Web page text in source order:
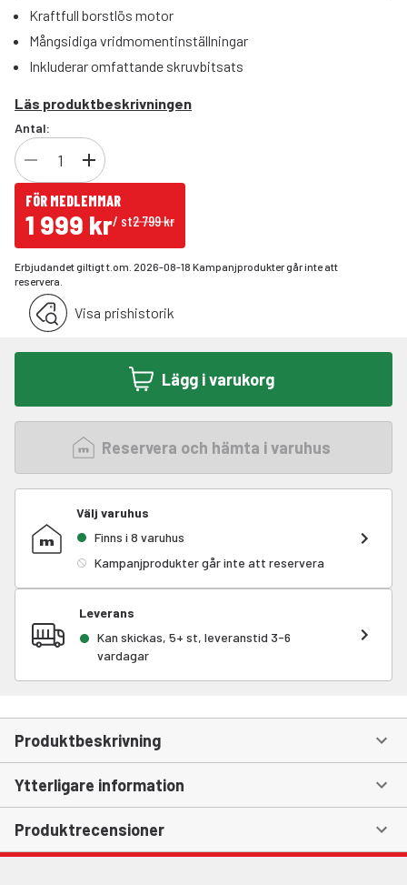
Kraftfull borstlös motor
Mångsidiga vridmomentinställningar
Inkluderar omfattande skruvbitsats
Läs produktbeskrivningen
Antal:
FÖR MEDLEMMAR
1 999 kr/ st2 799 kr
Erbjudandet giltigt t.om. 2026-08-18 Kampanjprodukter går inte att
reservera.
Visa prishistorik
Lägg i varukorg
Reservera och hämta i varuhus
Välj varuhus
Finns i 8 varuhus
Kampanjprodukter går inte att reservera
Leverans
Kan skickas, 5+ st, leveranstid 3-6
vardagar
Produktbeskrivning
Ytterligare information
Produktrecensioner